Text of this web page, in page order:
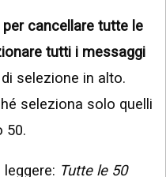
per cancellare tutte le
tutti i messaggi
selezione in alto.
seleziona solo quelli
50.
Tutte le 50